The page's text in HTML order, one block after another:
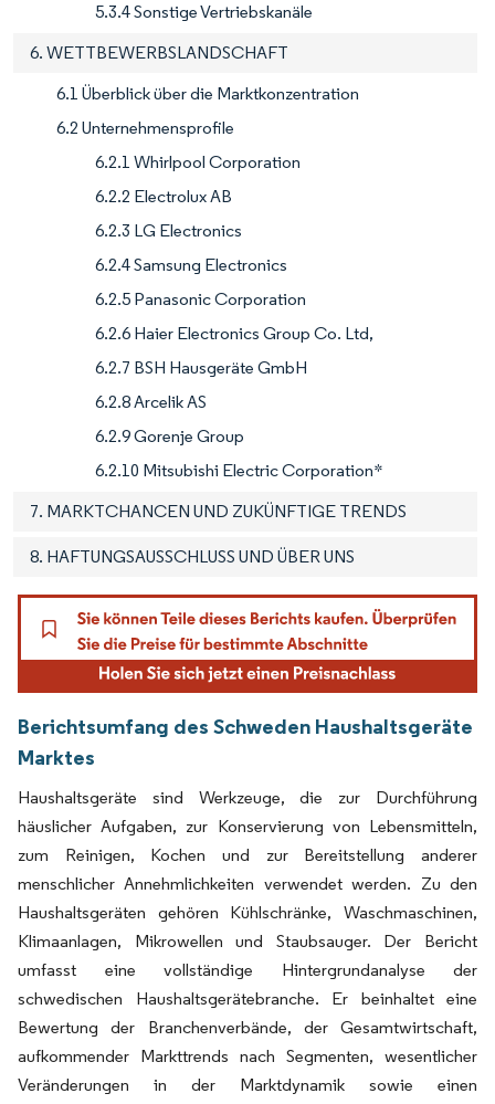
5.3.4 Sonstige Vertriebskanäle
6. WETTBEWERBSLANDSCHAFT
6.1 Überblick über die Marktkonzentration
6.2 Unternehmensprofile
6.2.1 Whirlpool Corporation
6.2.2 Electrolux AB
6.2.3 LG Electronics
6.2.4 Samsung Electronics
6.2.5 Panasonic Corporation
6.2.6 Haier Electronics Group Co. Ltd,
6.2.7 BSH Hausgeräte GmbH
6.2.8 Arcelik AS
6.2.9 Gorenje Group
6.2.10 Mitsubishi Electric Corporation*
7. MARKTCHANCEN UND ZUKÜNFTIGE TRENDS
8. HAFTUNGSAUSSCHLUSS UND ÜBER UNS
Berichtsumfang des Schweden Haushaltsgeräte
Marktes
Haushaltsgeräte sind Werkzeuge, die zur Durchführung
häuslicher Aufgaben, zur Konservierung von Lebensmitteln,
zum Reinigen, Kochen und zur Bereitstellung anderer
menschlicher Annehmlichkeiten verwendet werden. Zu den
Haushaltsgeräten gehören Kühlschränke, Waschmaschinen,
Klimaanlagen, Mikrowellen und Staubsauger. Der Bericht
umfasst eine vollständige Hintergrundanalyse der
schwedischen Haushaltsgerätebranche. Er beinhaltet eine
Bewertung der Branchenverbände, der Gesamtwirtschaft,
aufkommender Markttrends nach Segmenten, wesentlicher
Veränderungen in der Marktdynamik sowie einen